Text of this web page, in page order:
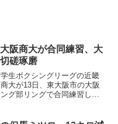
阪商大が合同練習、大
磋琢磨
生ボクシングリーグの近畿
大が13日、東大阪市の大阪
グ部リングで合同練習し